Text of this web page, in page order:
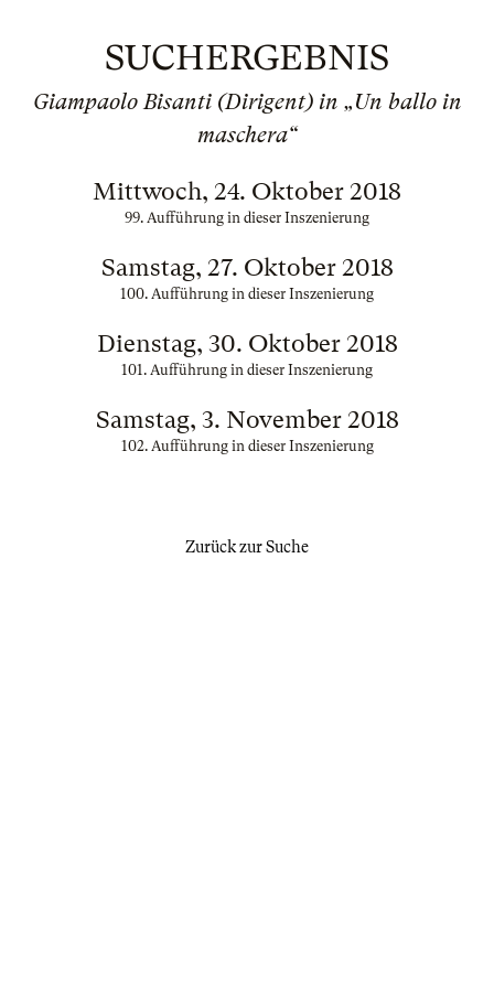
SUCHERGEBNIS
Giampaolo Bisanti (Dirigent) in „Un ballo in
maschera“
Mittwoch, 24. Oktober 2018
99. Aufführung in dieser Inszenierung
Samstag, 27. Oktober 2018
100. Aufführung in dieser Inszenierung
Dienstag, 30. Oktober 2018
101. Aufführung in dieser Inszenierung
Samstag, 3. November 2018
102. Aufführung in dieser Inszenierung
Zurück zur Suche